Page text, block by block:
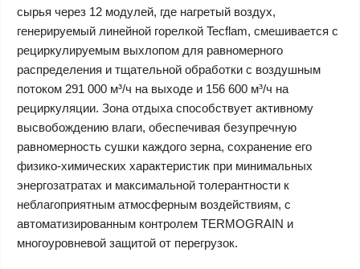
сырья через 12 модулей, где нагретый воздух,
генерируемый линейной горелкой Tecflam, смешивается с
рециркулируемым выхлопом для равномерного
распределения и тщательной обработки с воздушным
потоком 291 000 м³/ч на выходе и 156 600 м³/ч на
рециркуляции. Зона отдыха способствует активному
высвобождению влаги, обеспечивая безупречную
равномерность сушки каждого зерна, сохранение его
физико-химических характеристик при минимальных
энергозатратах и максимальной толерантности к
неблагоприятным атмосферным воздействиям, с
автоматизированным контролем TERMOGRAIN и
многоуровневой защитой от перегрузок.